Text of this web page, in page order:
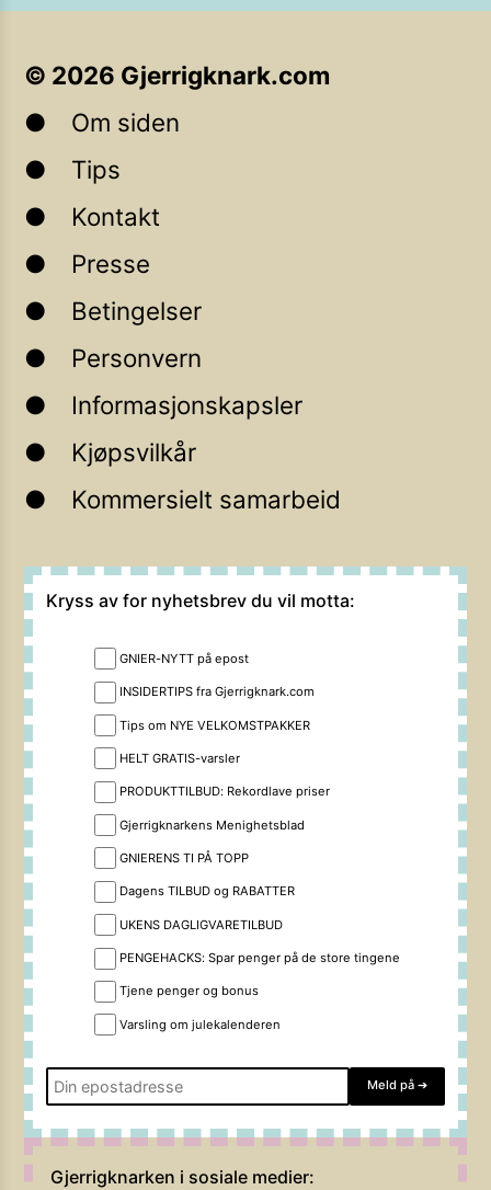
© 2026 Gjerrigknark.com
Om siden
Tips
Kontakt
Presse
Betingelser
Personvern
Informasjonskapsler
Kjøpsvilkår
Kommersielt samarbeid
Kryss av for nyhetsbrev du vil motta:
GNIER-NYTT på epost
INSIDERTIPS fra Gjerrigknark.com
Tips om NYE VELKOMSTPAKKER
HELT GRATIS-varsler
PRODUKTTILBUD: Rekordlave priser
Gjerrigknarkens Menighetsblad
GNIERENS TI PÅ TOPP
Dagens TILBUD og RABATTER
UKENS DAGLIGVARETILBUD
PENGEHACKS: Spar penger på de store tingene
Tjene penger og bonus
Varsling om julekalenderen
Meld på ➔
Gjerrigknarken i sosiale medier: